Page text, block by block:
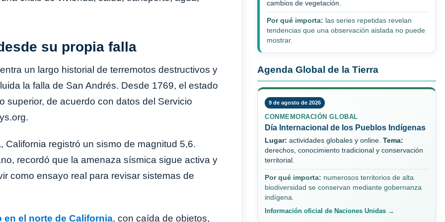
su propia falla
un largo historial de terremotos destructivos y
la falla de San Andrés. Desde 1769, el estado
superior, de acuerdo con datos del Servicio
registró un sismo de magnitud 5,6.
recordó que la amenaza sísmica sigue activa y
como ensayo real para revisar sistemas de
en el norte de California, con caída de objetos,
cambios de vegetación.
Por qué importa: las series repetidas revelan
tendencias que una observación aislada no puede
mostrar.
Agenda Global de la Tierra
9 de agosto de 2026
CONMEMORACIÓN GLOBAL
Día Internacional de los Pueblos Indígenas
Lugar: actividades globales y online. Tema:
derechos, conocimiento tradicional y conservación
territorial.
Por qué importa: numerosos territorios de alta
biodiversidad se conservan mediante gobernanza
indígena.
Información oficial de Naciones Unidas →